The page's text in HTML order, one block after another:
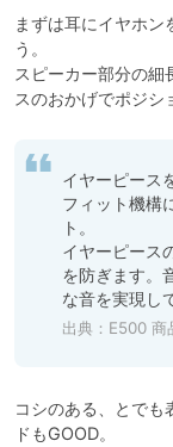
まずは耳にイヤホ
う。
スピーカー部分の細
スのおかげでポジシ
イヤーピース
フィット機構
ト。
イヤーピース
を防ぎます。
な音を実現し
出典： E500 商
コシのある、とでも
ドもGOOD。